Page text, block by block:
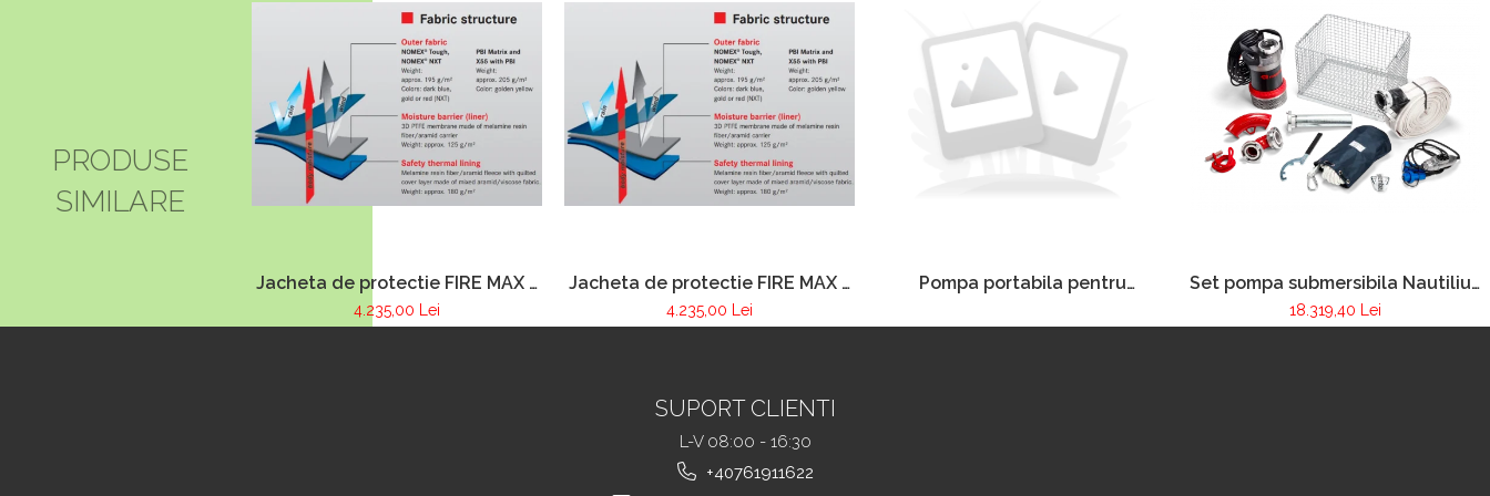
PRODUSE
SIMILARE
Jacheta de protectie FIRE MAX 3
albastru inchis, NOMEX®
TOUGHT
4.235,00 Lei
Jacheta de protectie FIRE MAX 3
galben, NOMEX® Tought
4.235,00 Lei
Pompa portabila pentru
Set pompa submersibila Nautilius
4/1
18.319,40 Lei
SUPORT CLIENTI
L-V 08:00 - 16:30
+40761911622